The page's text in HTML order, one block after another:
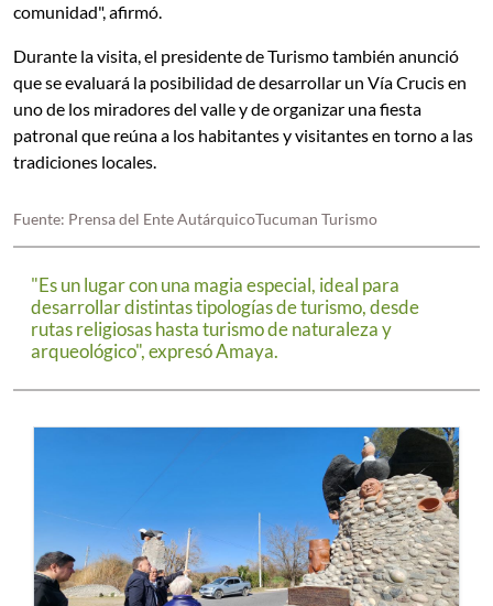
"Es un lugar con una magia especial, ideal para
desarrollar distintas tipologías de turismo, desde
rutas religiosas hasta turismo de naturaleza y
arqueológico", expresó Amaya.
comunidad", afirmó.
Durante la visita, el presidente de Turismo también anunció
que se evaluará la posibilidad de desarrollar un Vía Crucis en
uno de los miradores del valle y de organizar una fiesta
patronal que reúna a los habitantes y visitantes en torno a las
tradiciones locales.
Fuente: Prensa del Ente AutárquicoTucuman Turismo